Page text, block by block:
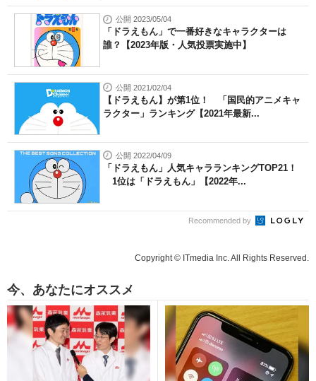
公開 2023/05/04
「ドラえもん」で一番好きなキャラクターは
誰？【2023年版・人気投票実施中】
公開 2021/02/04
【ドラえもん】が第1位！ 「国民的アニメキャ
ラクター」ランキング【2021年最新...
公開 2022/04/09
「ドラえもん」人気キャラランキングTOP21！
1位は「ドラえもん」【2022年...
Recommended by
Copyright © ITmedia Inc. All Rights Reserved.
今、あなたにオススメ